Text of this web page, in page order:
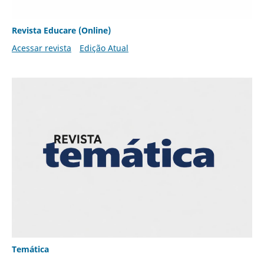
Revista Educare (Online)
Acessar revista
Edição Atual
Temática